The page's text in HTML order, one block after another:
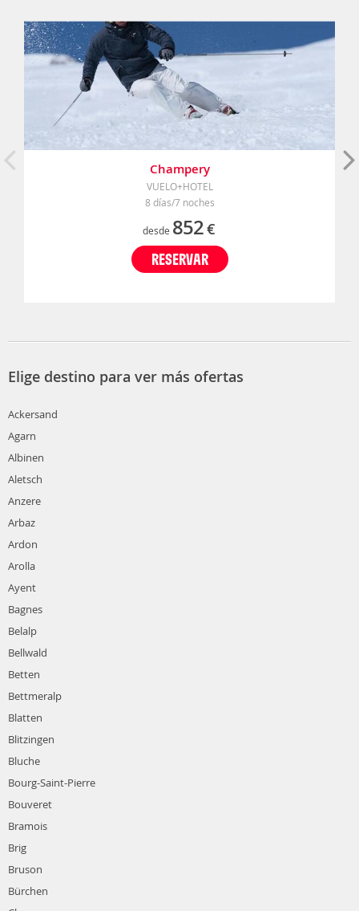
Champery
VUELO+HOTEL
8 días/7 noches
desde 852€
RESERVAR
Elige destino para ver más ofertas
Ackersand
Agarn
Albinen
Aletsch
Anzere
Arbaz
Ardon
Arolla
Ayent
Bagnes
Belalp
Bellwald
Betten
Bettmeralp
Blatten
Blitzingen
Bluche
Bourg-Saint-Pierre
Bouveret
Bramois
Brig
Bruson
Bürchen